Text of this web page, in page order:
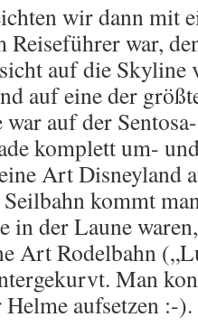
wir dann mit
Reiseführer war,
auf die Skyline
auf eine der
war auf der
komplett um-
Art Disneyland
kommt
in der Laune
Art Rodelbahn
Man
aufsetzen :-).